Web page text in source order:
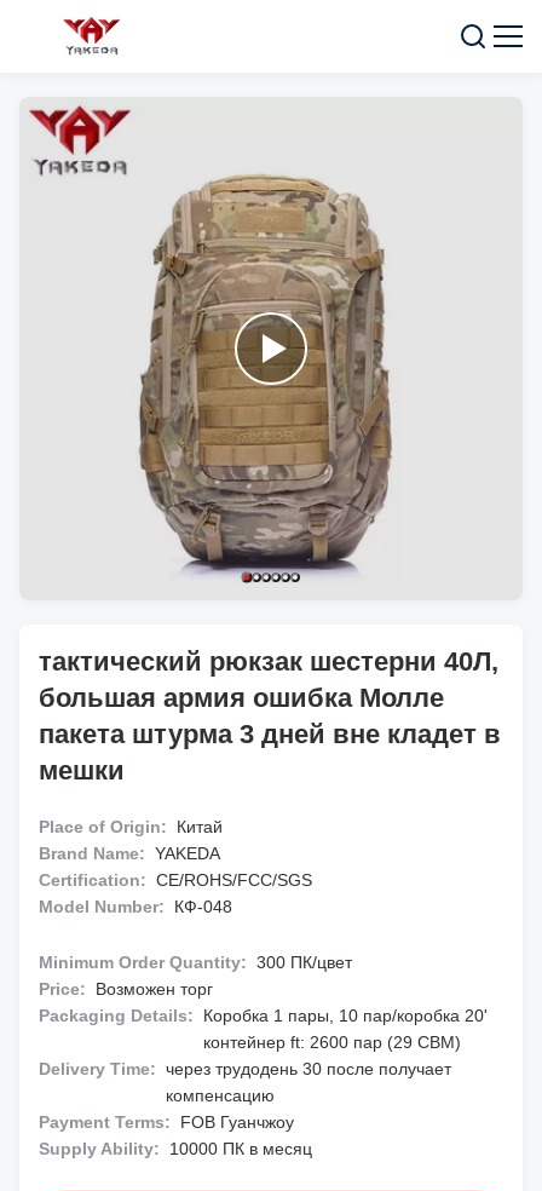
тактический рюкзак шестерни 40Л,
большая армия ошибка Молле
пакета штурма 3 дней вне кладет в
мешки
Place of Origin:
Китай
Brand Name: YAKEDA
Certification: CE/ROHS/FCC/SGS
Model Number:
КФ-048
Minimum Order Quantity: 300 ПК/цвет
Price:
Возможен торг
Packaging Details:
Коробка 1 пары, 10 пар/коробка 20'
контейнер ft: 2600 пар (29 CBM)
Delivery Time: через трудодень 30 после получает
компенсацию
Payment Terms:
FOB Гуанчжоу
Supply Ability:
10000 ПК в месяц